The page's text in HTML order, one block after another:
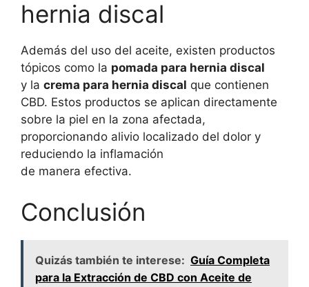
hernia discal
Además del uso del aceite, existen productos
tópicos como la pomada para hernia discal
y la crema para hernia discal que contienen
CBD. Estos productos se aplican directamente
sobre la piel en la zona afectada,
proporcionando alivio localizado del dolor y
reduciendo la inflamación
de manera efectiva.
Conclusión
Quizás también te interese: Guía Completa
para la Extracción de CBD con Aceite de